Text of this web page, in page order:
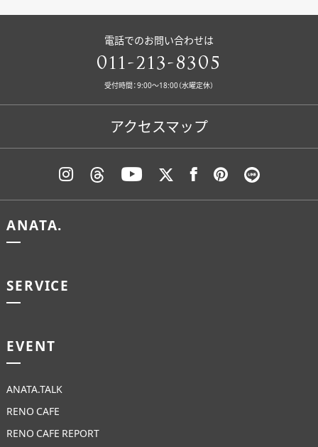
電話でのお問い合わせは
011-213-8305
受付時間：9:00〜18:00（水曜定休）
アクセスマップ
ANATA.
SERVICE
EVENT
ANATA.TALK
RENO CAFE
RENO CAFE REPORT